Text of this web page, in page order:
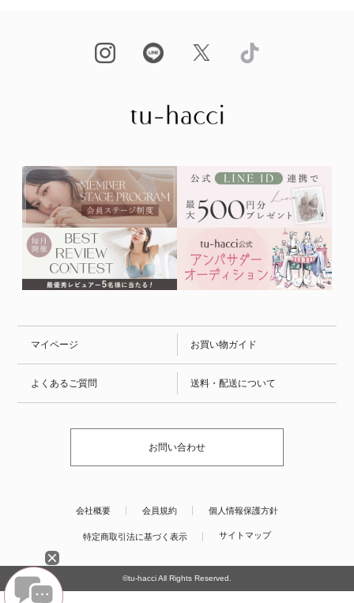
マイページ お買い物ガイド
よくあるご質問 送料・配送について
お問い合わせ
会社概要 会員規約 個人情報保護方針
特定商取引法に基づく表示 サイトマップ
©tu-hacci All Rights Reserved.